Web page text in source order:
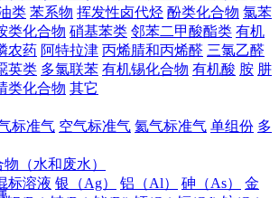
类 苯系物 挥发性卤代烃 酚类化合物 氯苯
类化合物 硝基苯类 邻苯二甲酸酯类 有机
农药 阿特拉津 丙烯腈和丙烯醛 三氯乙醛
英类 多氯联苯 有机锡化合物 有机酸 胺 肼
类化合物 其它
标准气 空气标准气 氦气标准气 单组份 多
（水和废水）
标溶液 银（Ag） 铝（Al） 砷（As）
金